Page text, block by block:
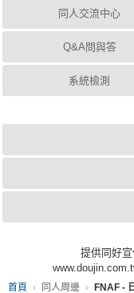
首頁 同人周邊 FNAF -
同人交流中心
Q&A問與答
系統檢測
提供同好